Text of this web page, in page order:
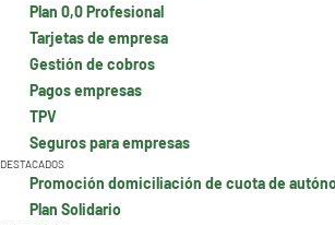
Plan 0,0 Profesional
Tarjetas de empresa
Gestión de cobros
Pagos empresas
TPV
Seguros para empresas
DESTACADOS
Promoción domiciliación de cuota de
Plan Solidario